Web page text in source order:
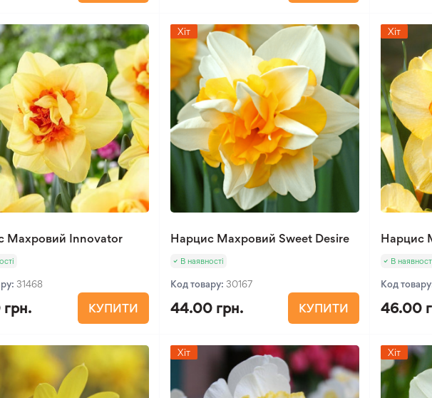
Махровий Innovator
31468
КУПИТИ
Хіт
Нарцис Махровий Sweet Desire
В наявності
Код товару:30167
44.00 грн. КУПИТИ
Хіт
Нарцис
В
Код
46.00
Хіт Хіт